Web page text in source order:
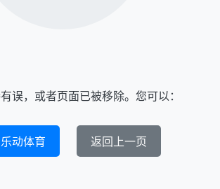
误，或者页面已被移除。您可以：
动体育 返回上一页